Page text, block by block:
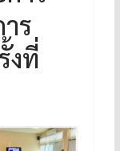
ร
งที่